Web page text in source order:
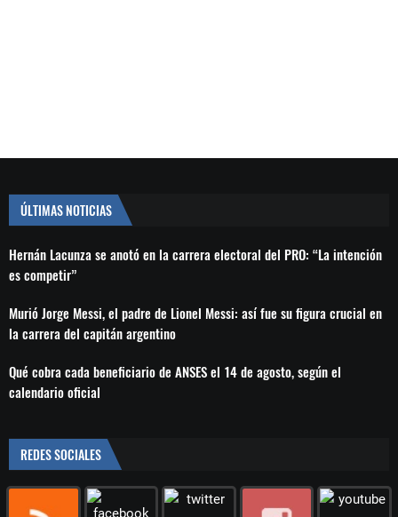
ÚLTIMAS NOTICIAS
Hernán Lacunza se anotó en la carrera electoral del PRO: “La intención
es competir”
Murió Jorge Messi, el padre de Lionel Messi: así fue su figura crucial en
la carrera del capitán argentino
Qué cobra cada beneficiario de ANSES el 14 de agosto, según el
calendario oficial
REDES SOCIALES